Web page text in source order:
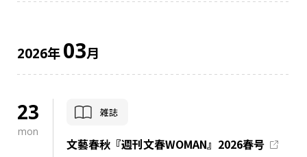
2026年03月
23
mon
雑誌
文藝春秋『週刊文春WOMAN』2026春号